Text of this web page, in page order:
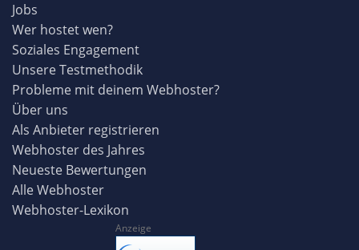
Jobs
Wer hostet wen?
Soziales Engagement
Unsere Testmethodik
Probleme mit deinem Webhoster?
Über uns
Als Anbieter registrieren
Webhoster des Jahres
Neueste Bewertungen
Alle Webhoster
Webhoster-Lexikon
Anzeige